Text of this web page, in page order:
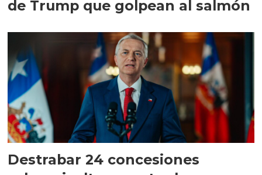
de Trump que golpean al salmón
Destrabar 24 concesiones